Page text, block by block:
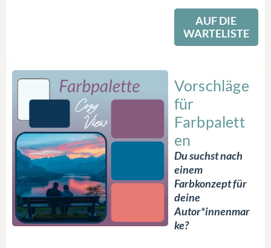
AUF DIE
WARTELISTE
Vorschläge
für
Farbpalett
en
Du suchst nach
einem
Farbkonzept für
deine
Autor*innenmar
ke?